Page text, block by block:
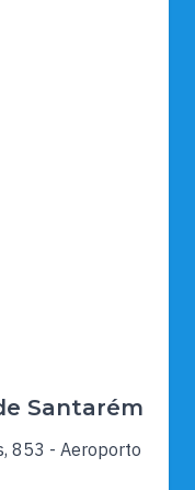
Santarém
853 - Aeroporto